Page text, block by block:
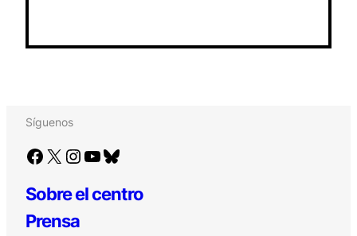
Síguenos
Facebook X Instagram YouTube Bluesky
Sobre el centro
Prensa